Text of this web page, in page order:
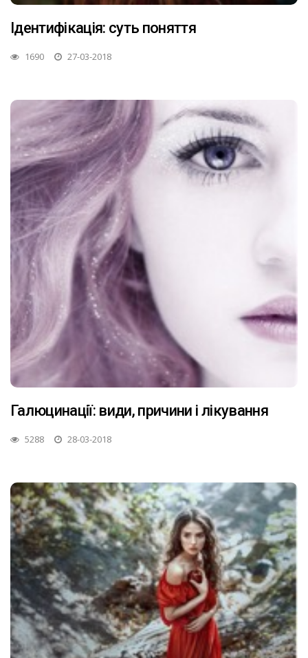
Ідентифікація: суть поняття
1690 27-03-2018
Галюцинації: види, причини і лікування
5288 28-03-2018